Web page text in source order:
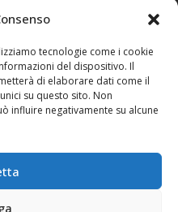
tecnologie come i cookie
del dispositivo. Il
di elaborare dati come il
su questo sito. Non
influire negativamente su alcune
Firenze FI